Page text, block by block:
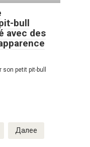
bull
avec des
petit pit-bull
Далее